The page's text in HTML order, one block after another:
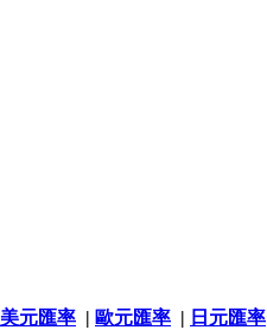
美元匯率 | 歐元匯率 | 日元匯率